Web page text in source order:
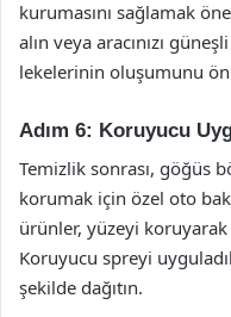
kurumasını sağlamak
alın veya aracınızı
lekelerinin oluşumunu
Adım 6: Koruyucu
Temizlik sonrası, göğüs
korumak için özel oto
ürünler, yüzeyi koruyarak
Koruyucu spreyi
şekilde dağıtın.